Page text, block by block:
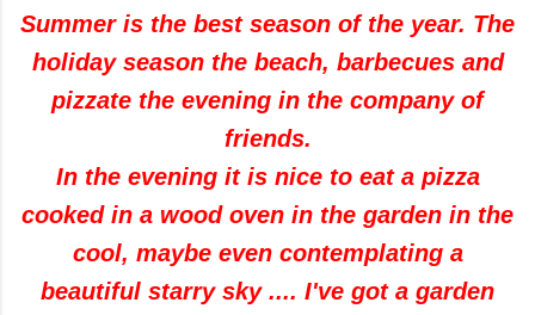
Summer is the best season of the year. The
holiday season the beach, barbecues and
pizzate the evening in the company of
friends.
In the evening it is nice to eat a pizza
cooked in a wood oven in the garden in the
cool, maybe even contemplating a
beautiful starry sky .... I've got a garden